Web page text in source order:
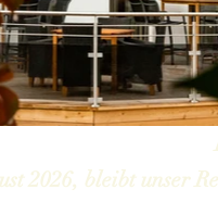
2026, bleibt unser